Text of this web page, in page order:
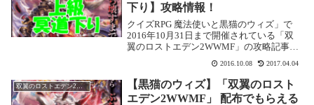
下り】攻略情報！
クイズRPG 魔法使いと黒猫のウィズ」で
2016年10月31日まで開催されている「双
翼のロストエデン2WWMF」の攻略記事で
す。ここでは【イージー 上級 冥道下り】
を攻略します。双翼のロストエデン
2WWMF【イージー 上級 冥道下り】基本
情...
2016.10.08 2017.04.04
双翼のロストエデン2WWMF
【黒猫のウィズ】「双翼のロスト
エデン2WWMF」 配布でもらえる